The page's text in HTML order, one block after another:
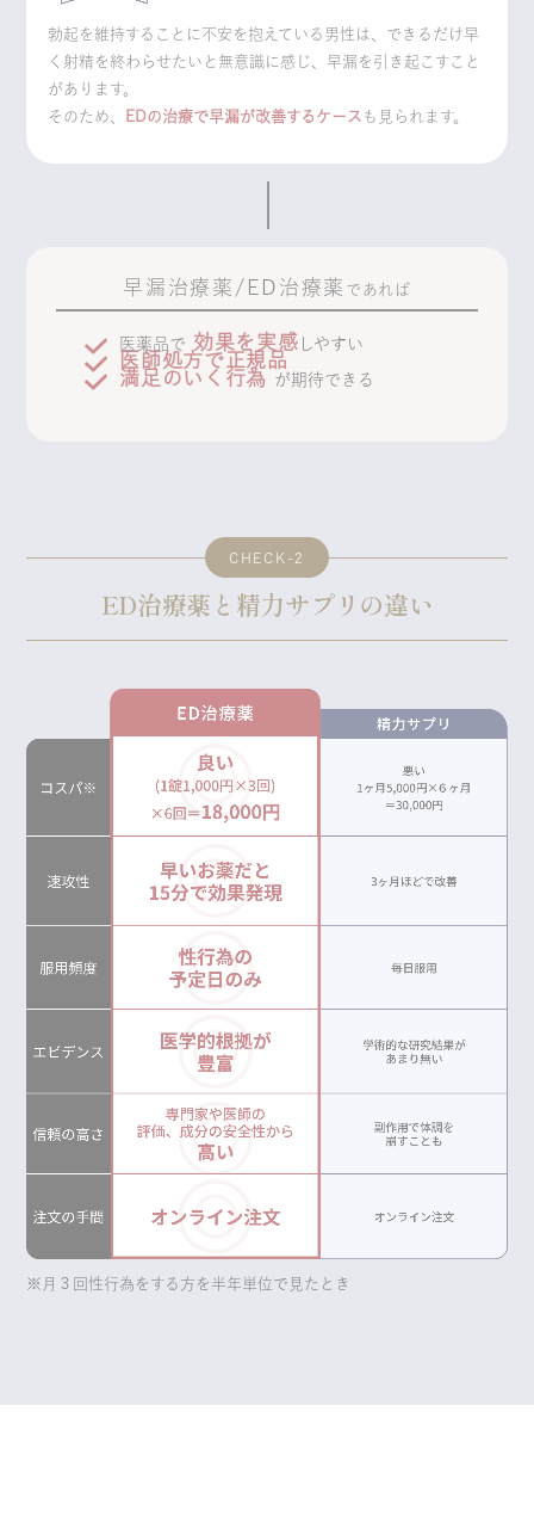
勃起を維持することに不安を抱えている男性は、できるだけ早
く射精を終わらせたいと無意識に感じ、早漏を引き起こすこと
があります。
そのため、
EDの治療で早漏が改善するケース も見られます。
早漏治療薬/ED治療薬 であれば
医薬品で 効果を実感 しやすい
医師処方で正規品
満足のいく行為 が期待できる
CHECK-2
ED治療薬と精力サプリの違い
※月３回性行為をする方を半年単位で見たとき